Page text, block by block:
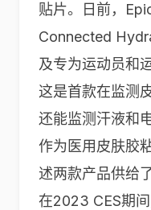
贴片。日前，
Connected
及专为运动员和
这是首款在监测
还能监测汗液和
作为医用皮肤胶
述两款产品供给
在2023 CES期间